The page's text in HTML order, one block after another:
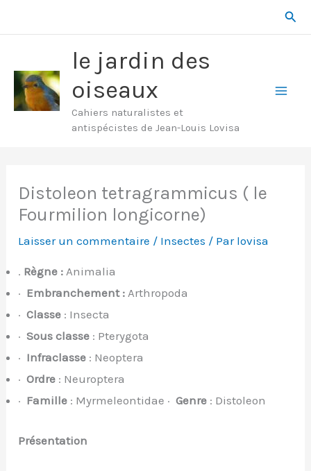
au
le jardin des
oiseaux
Cahiers naturalistes et
antispécistes de Jean-Louis Lovisa
Distoleon tetragrammicus ( le
Fourmilion longicorne)
Laisser un commentaire / Insectes / Par lovisa
. Règne :Animalia
· Embranchement : Arthropoda
·Classe : Insecta
·Sous classe : Pterygota
· Infraclasse : Neoptera
·Ordre : Neuroptera
· Famille : Myrmeleontidae ·Genre : Distoleon
Présentation